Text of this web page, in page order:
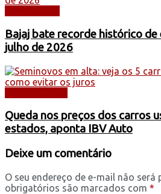
Bajaj bate recorde histórico
julho de 2026
Queda nos preços dos carros
estados, aponta IBV Auto
Deixe um comentário
O seu endereço de e-mail não será
obrigatórios são marcados com *